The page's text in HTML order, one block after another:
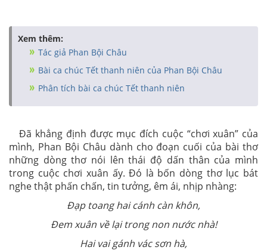
Xem thêm:
Tác giả Phan Bội Châu
Bài ca chúc Tết thanh niên của Phan Bội Châu
Phân tích bài ca chúc Tết thanh niên
Đã khẳng định được mục đích cuộc “chơi xuân” của
mình, Phan Bội Châu dành cho đoạn cuối của bài thơ
những dòng thơ nói lên thái độ dấn thân của mình
trong cuộc chơi xuân ấy. Đó là bốn dòng thơ lục bát
nghe thật phấn chấn, tin tưởng, êm ái, nhịp nhàng:
Đạp toang hai cánh càn khôn,
Đem xuân về lại trong non nước nhà!
Hai vai gánh vác sơn hà,